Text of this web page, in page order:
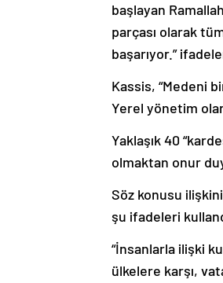
başlayan
parçası olarak
başarıyor.”
Kassis, “Medeni
Yerel yönetim
Yaklaşık 40
olmaktan onur
Söz konusu
şu ifadeleri
“İnsanlarla ilişki
ülkelere karşı,